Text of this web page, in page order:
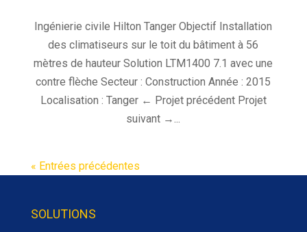
Ingénierie civile Hilton Tanger Objectif Installation
des climatiseurs sur le toit du bâtiment à 56
mètres de hauteur Solution LTM1400 7.1 avec une
contre flèche Secteur : Construction Année : 2015
Localisation : Tanger ← Projet précédent Projet
suivant →...
« Entrées précédentes
SOLUTIONS